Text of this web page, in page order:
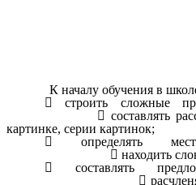
К началу обучения в

строить сложные
 составлять
картинке, серии картинок;

определять
 находить

составлять
